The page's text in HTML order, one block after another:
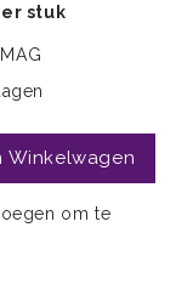
stuk
Winkelwagen
om te